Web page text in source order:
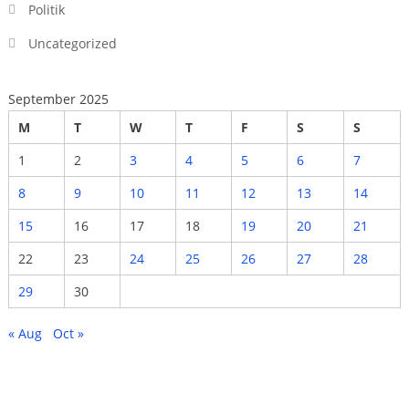
Politik
Uncategorized
September 2025
M
T W T F S
S
1
2 3 4 5 6
7
8
9 10 11 12 13
14
15
16 17 18 19 20
21
22
23 24 25 26 27
28
29
30
« Aug Oct »